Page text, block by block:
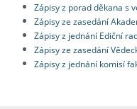
Zápisy z porad děkana s
Zápisy ze zasedání
Zápisy z jednání Ediční
Zápisy ze zasedání
Zápisy z jednání komisí